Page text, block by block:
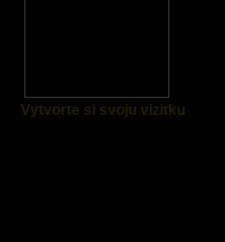
Vytvorte si svoju vizitku